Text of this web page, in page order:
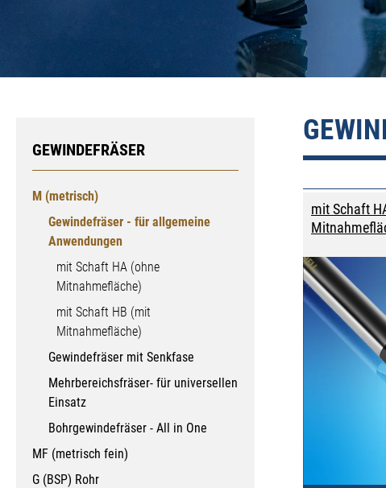
GEWINDEFRÄSER
M (metrisch)
Gewindefräser - für allgemeine
Anwendungen
mit Schaft HA (ohne
Mitnahmefläche)
mit Schaft HB (mit
Mitnahmefläche)
Gewindefräser mit Senkfase
Mehrbereichsfräser- für universellen
Einsatz
Bohrgewindefräser - All in One
MF (metrisch fein)
G (BSP) Rohr
mit Schaft